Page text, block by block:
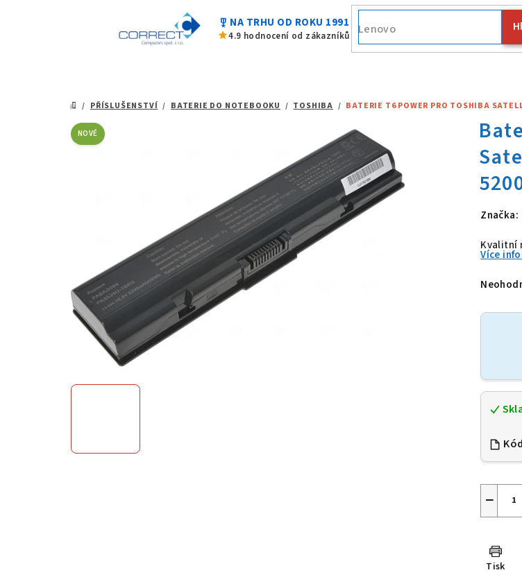
military_tech NA TRHU OD ROKU 1991
star4.9 hodnocení od zákazníků Fujitsu
DOMŮ
/ PŘÍSLUŠENSTVÍ / BATERIE DO NOTEBOOKU / TOSHIBA / BATERIE T6 POWER PRO TOSHIBA
Značka:
Kvalitní
Více
je
−
Tisk
NOVÉ
hvězdiček.